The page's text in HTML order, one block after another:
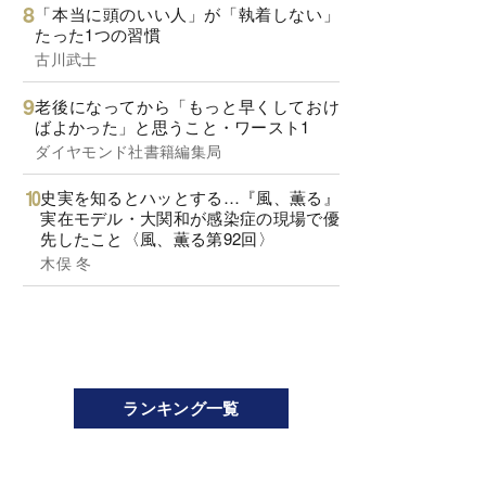
「本当に頭のいい人」が「執着しない」
たった1つの習慣
古川武士
老後になってから「もっと早くしておけ
ばよかった」と思うこと・ワースト1
ダイヤモンド社書籍編集局
史実を知るとハッとする…『風、薫る』
実在モデル・大関和が感染症の現場で優
先したこと〈風、薫る第92回〉
木俣 冬
ランキング一覧